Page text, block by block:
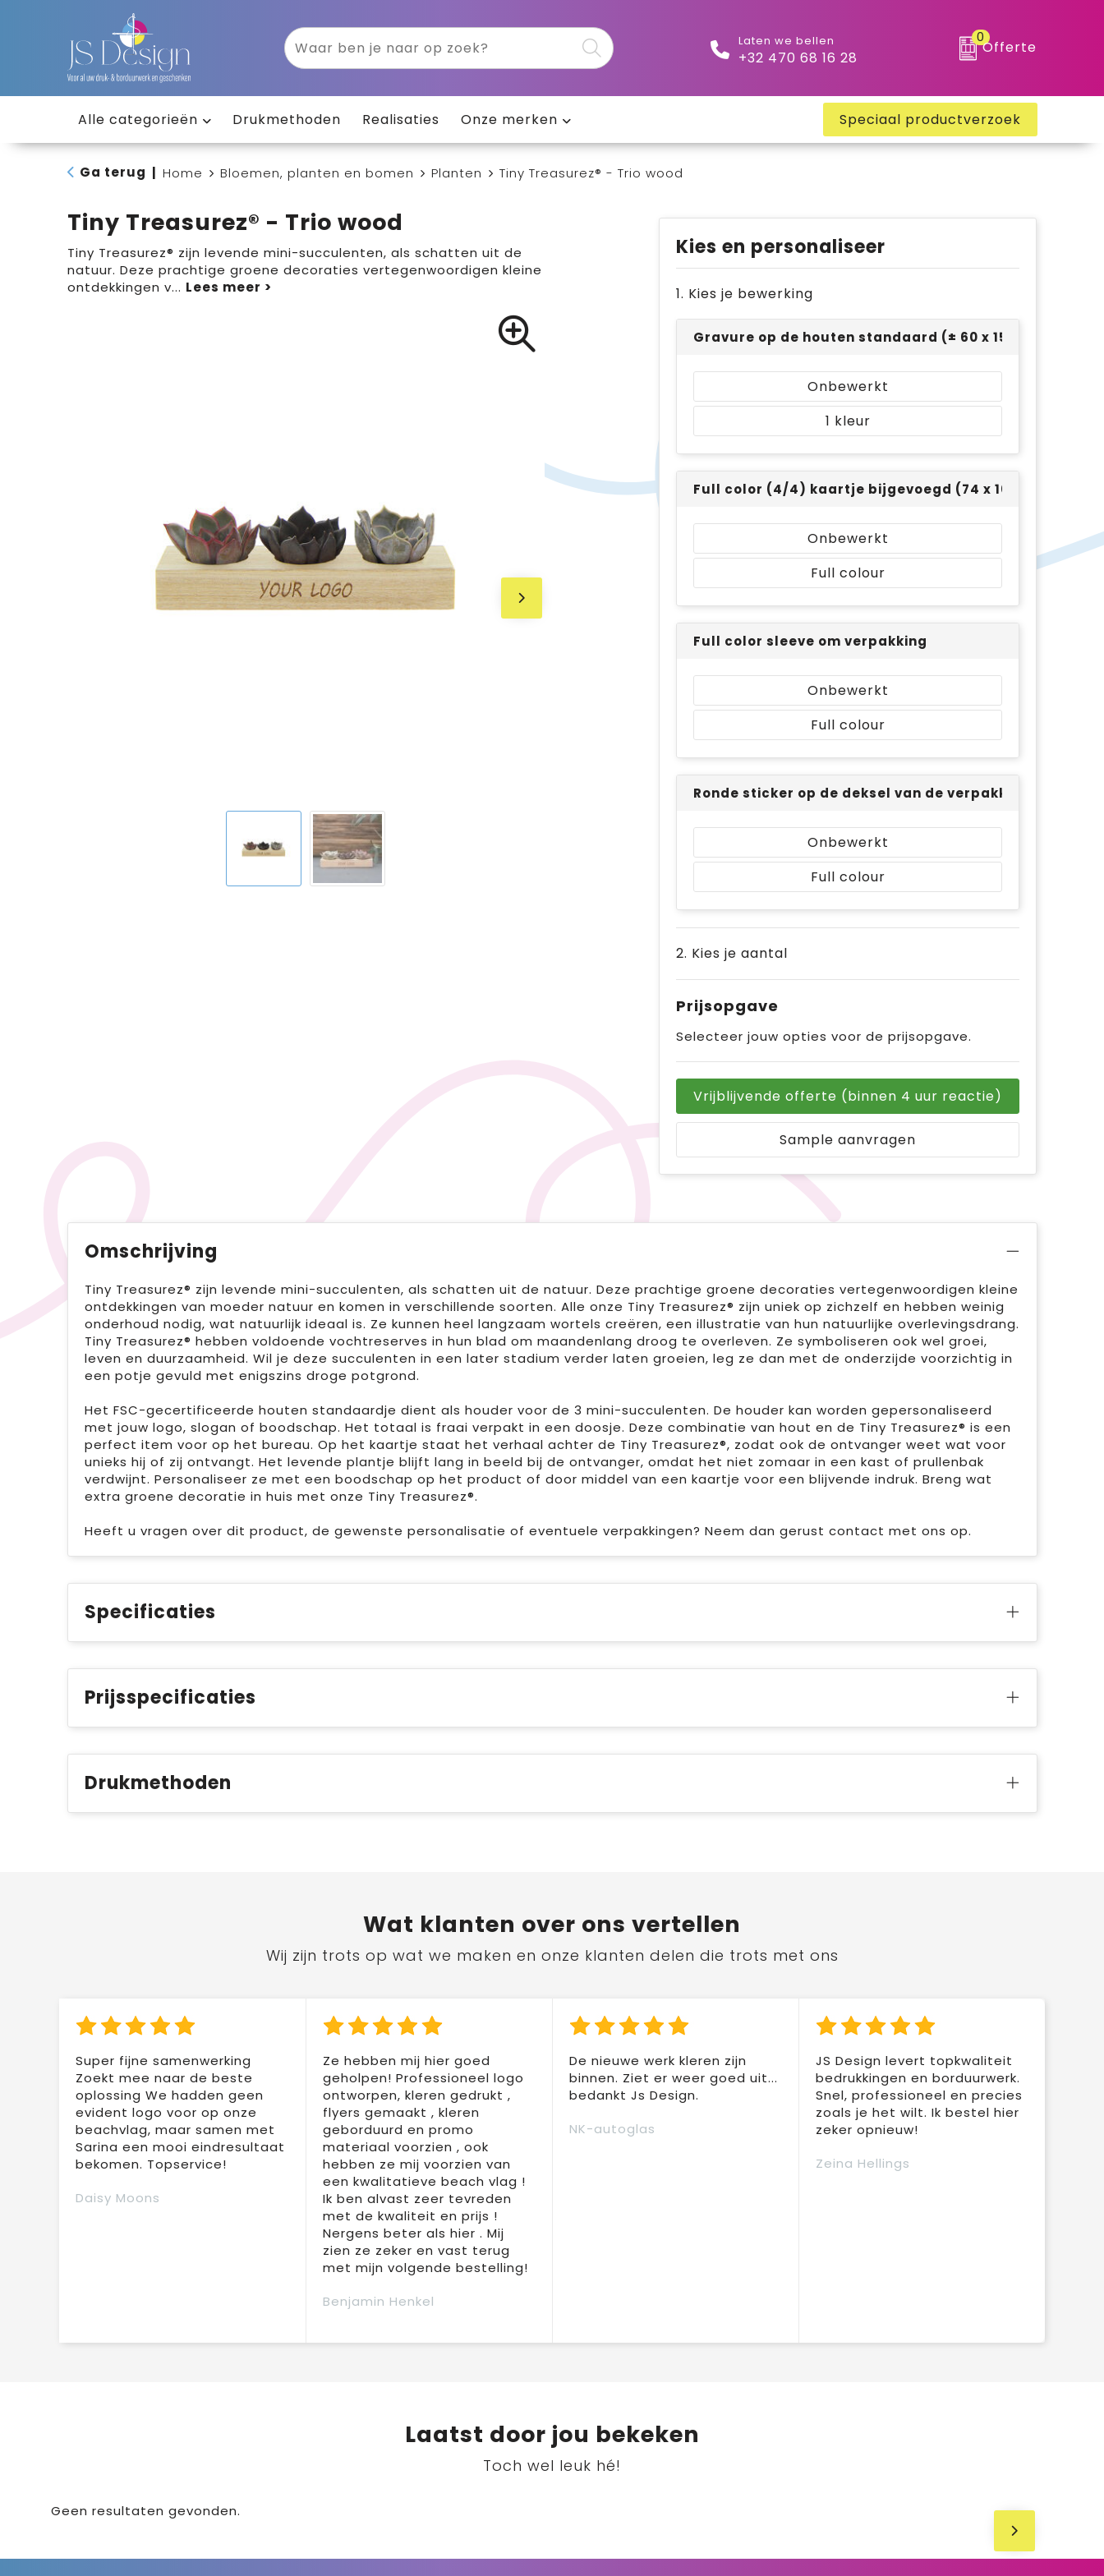
Laten we bellen
+32 470 68 16 28
0
Offerte
Alle categorieën Drukmethoden Realisaties Onze merken Speciaal productverzoek
Ga terug Home Bloemen, planten en bomen Planten Tiny Treasurez® - Trio wood
Tiny Treasurez® - Trio wood
Tiny Treasurez® zijn levende mini-succulenten, als schatten uit de
natuur. Deze prachtige groene decoraties vertegenwoordigen kleine
ontdekkingen v...
Kies en personaliseer
1. Kies je bewerking
Gravure op de houten standaard (± 60 x 15 mm)
Onbewerkt
1
Full color (4/4) kaartje bijgevoegd (74 x 105)
Onbewerkt
Full colour
Full color sleeve om verpakking
Onbewerkt
Full colour
Ronde sticker op de deksel van de verpakking (Ø
Onbewerkt
Full colour
2. Kies je aantal
Prijsopgave
Selecteer jouw opties voor de prijsopgave.
Vrijblijvende offerte (binnen 4 uur reactie)
Sample aanvragen
Omschrijving
Tiny Treasurez® zijn levende mini-succulenten, als schatten uit de natuur. Deze prachtige groene decoraties vertegenwoordigen kleine
ontdekkingen van moeder natuur en komen in verschillende soorten. Alle onze Tiny Treasurez® zijn uniek op zichzelf en hebben weinig
onderhoud nodig, wat natuurlijk ideaal is. Ze kunnen heel langzaam wortels creëren, een illustratie van hun natuurlijke overlevingsdrang.
Tiny Treasurez® hebben voldoende vochtreserves in hun blad om maandenlang droog te overleven. Ze symboliseren ook wel groei,
leven en duurzaamheid. Wil je deze succulenten in een later stadium verder laten groeien, leg ze dan met de onderzijde voorzichtig in
een potje gevuld met enigszins droge potgrond.
Het FSC-gecertificeerde houten standaardje dient als houder voor de 3 mini-succulenten. De houder kan worden gepersonaliseerd
met jouw logo, slogan of boodschap. Het totaal is fraai verpakt in een doosje. Deze combinatie van hout en de Tiny Treasurez® is een
perfect item voor op het bureau. Op het kaartje staat het verhaal achter de Tiny Treasurez®, zodat ook de ontvanger weet wat voor
unieks hij of zij ontvangt. Het levende plantje blijft lang in beeld bij de ontvanger, omdat het niet zomaar in een kast of prullenbak
verdwijnt. Personaliseer ze met een boodschap op het product of door middel van een kaartje voor een blijvende indruk. Breng wat
extra groene decoratie in huis met onze Tiny Treasurez®.
Heeft u vragen over dit product, de gewenste personalisatie of eventuele verpakkingen? Neem dan gerust contact met ons op.
Specificaties
Prijsspecificaties
Drukmethoden
Wat klanten over ons vertellen
Wij zijn trots op wat we maken en onze klanten delen die trots met ons
Super fijne samenwerking
Zoekt mee naar de beste
oplossing We hadden geen
evident logo voor op onze
beachvlag, maar samen met
Sarina een mooi eindresultaat
bekomen. Topservice!
Daisy Moons
Ze hebben mij hier goed
geholpen! Professioneel logo
ontworpen, kleren gedrukt ,
flyers gemaakt , kleren
geborduurd en promo
materiaal voorzien , ook
hebben ze mij voorzien van
een kwalitatieve beach vlag !
Ik ben alvast zeer tevreden
met de kwaliteit en prijs !
Nergens beter als hier . Mij
zien ze zeker en vast terug
met mijn volgende bestelling!
Benjamin Henkel
De nieuwe werk kleren zijn
binnen. Ziet er weer goed uit...
bedankt Js Design.
NK-autoglas
JS Design levert topkwaliteit
bedrukkingen en borduurwerk.
Snel, professioneel en precies
zoals je het wilt. Ik bestel hier
zeker opnieuw!
Zeina Hellings
Laatst door jou bekeken
Toch wel leuk hé!
Geen resultaten gevonden.